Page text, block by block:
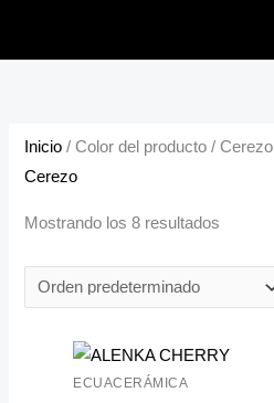
Inicio / Color del producto / Cerezo
Cerezo
Mostrando los 8 resultados
ECUACERÁMICA